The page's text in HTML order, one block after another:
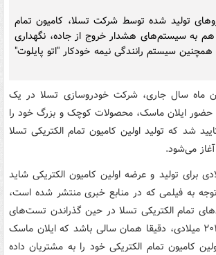
تولید شده توسط شرکت تسلا، کامیون تمام
هم به سیستم‌های هشدار خروج از جاده، نگهداری
سیستم رانندگی نیمه خودکار "اتو پایلوت"
ماه سال جاری، شرکت خودروسازی تسلا در یک
حضور ایلان ماسک، محصولات کوچک و بزرگ خود را
شد که تولید اولین کامیون تمام الکتریکی تسلا
سال ۲۰۱۹ میلادی برای تولید و عرضه اولین کامیون الکتریکی شاید
به فیلمی که در منابع خبری منتشر شده است،
تمام الکتریکی تسلا در حین گذراندن تست‌های
جاده‌ای بود تا سال ۲۰۱۹ میلادی، دقیقا همان سالی باشد که ایلان ماسک
کامیون تمام الکتریکی خود را به مشتریان داده